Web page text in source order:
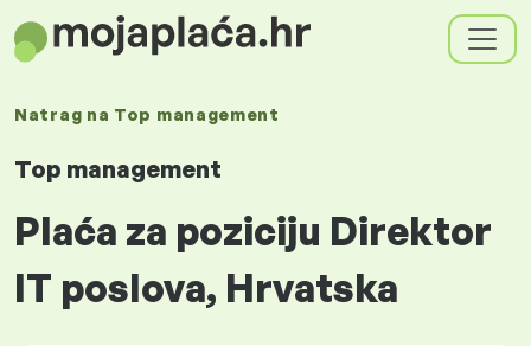
Natrag na Top management
Top management
Plaća za poziciju Direktor
IT poslova, Hrvatska